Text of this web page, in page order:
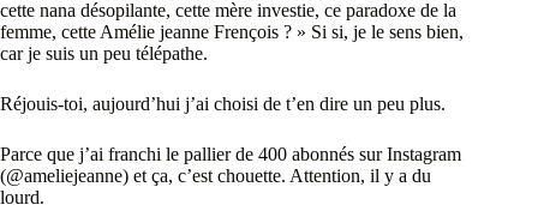
cette nana désopilante, cette mère investie, ce paradoxe de la
femme, cette Amélie jeanne Frençois ? » Si si, je le sens bien,
car je suis un peu télépathe.
Réjouis-toi, aujourd’hui j’ai choisi de t’en dire un peu plus.
Parce que j’ai franchi le pallier de 400 abonnés sur Instagram
(@ameliejeanne) et ça, c’est chouette. Attention, il y a du
lourd.